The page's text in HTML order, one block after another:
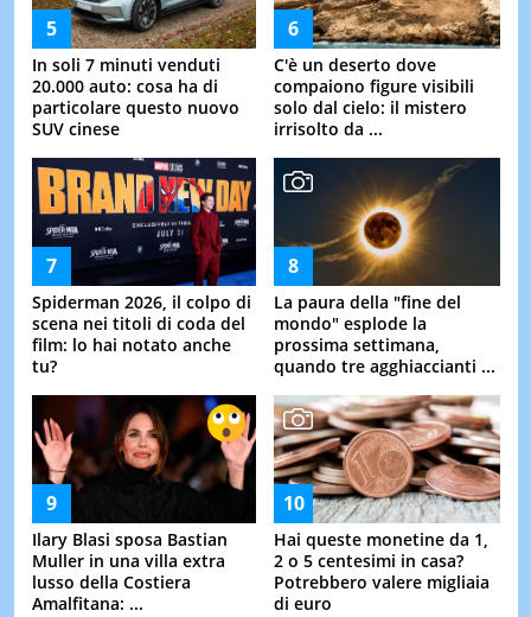
In soli 7 minuti venduti
20.000 auto: cosa ha di
particolare questo nuovo
SUV cinese
C'è un deserto dove
compaiono figure visibili
solo dal cielo: il mistero
irrisolto da ...
Spiderman 2026, il colpo di
scena nei titoli di coda del
film: lo hai notato anche
tu?
La paura della "fine del
mondo" esplode la
prossima settimana,
quando tre agghiaccianti ...
Ilary Blasi sposa Bastian
Muller in una villa extra
lusso della Costiera
Amalfitana: ...
Hai queste monetine da 1,
2 o 5 centesimi in casa?
Potrebbero valere migliaia
di euro